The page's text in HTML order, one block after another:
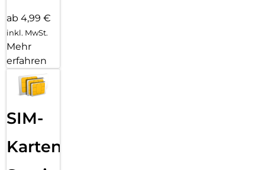
ab 4,99 €
inkl. MwSt.
Mehr
erfahren
SIM-
Karten